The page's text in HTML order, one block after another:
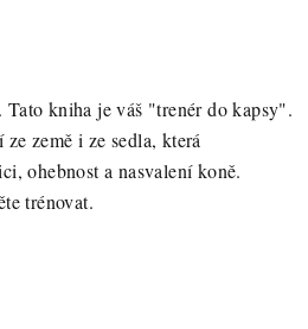
Tato kniha je váš "trenér do kapsy".
země i ze sedla, která
ohebnost a nasvalení koně.
trénovat.